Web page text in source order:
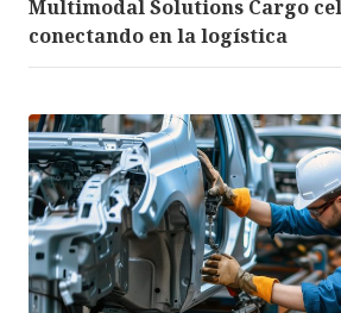
Multimodal Solutions Cargo
conectando en la logística